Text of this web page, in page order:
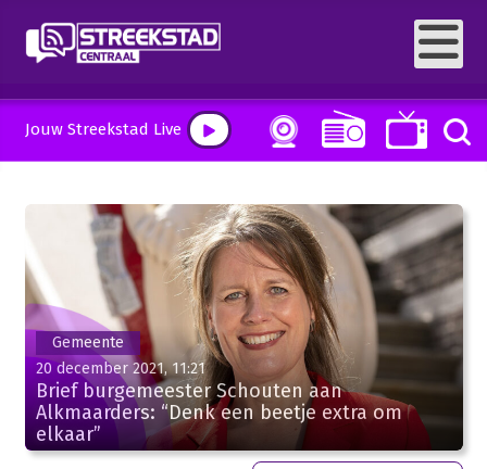
Jouw Streekstad Live
Gemeente
20 december 2021, 11:21
Brief burgemeester Schouten aan
Alkmaarders: “Denk een beetje extra om
elkaar”